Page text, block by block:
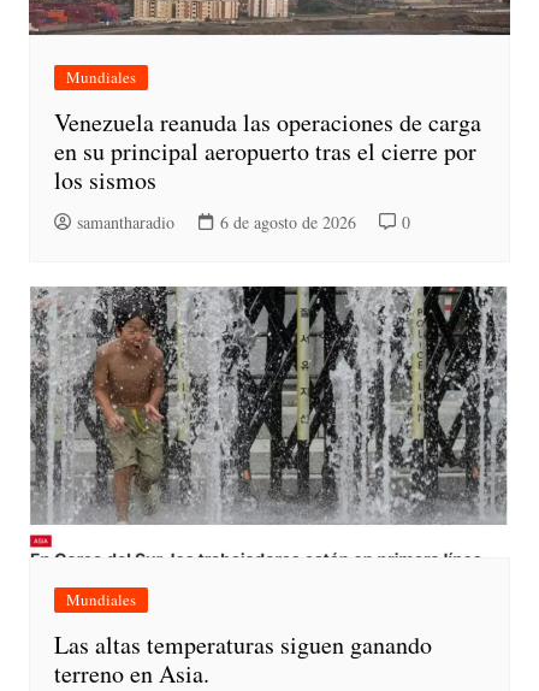
Mundiales
Venezuela reanuda las operaciones de carga
en su principal aeropuerto tras el cierre por
los sismos
samantharadio 6 de agosto de 2026 0
Mundiales
Las altas temperaturas siguen ganando
terreno en Asia.